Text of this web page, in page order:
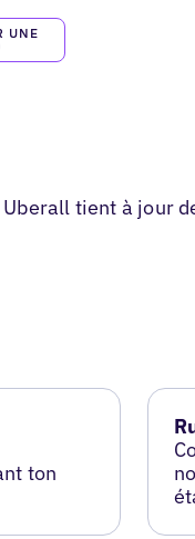
UNE
tient à jour
ton